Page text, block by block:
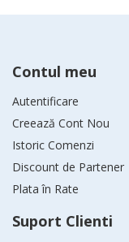
Contul meu
Autentificare
Creează Cont Nou
Istoric Comenzi
Discount de Partener
Plata în Rate
Suport Clienti